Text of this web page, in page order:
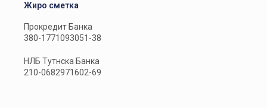
Жиро сметка
Прокредит Банка
380-1771093051-38
НЛБ Тутнска Банка
210-0682971602-69